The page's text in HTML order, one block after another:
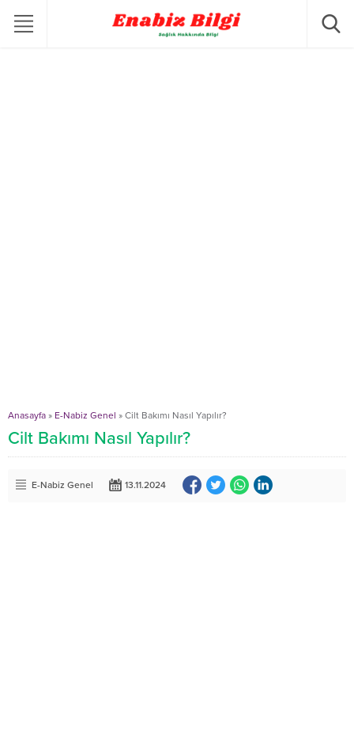
Anasayfa » E-Nabiz Genel » Cilt Bakımı Nasıl Yapılır?
Cilt Bakımı Nasıl Yapılır?
E-Nabiz Genel 13.11.2024